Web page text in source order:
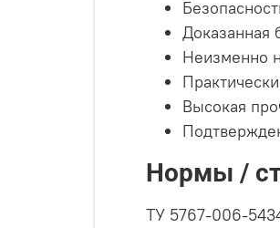
Доказанная
Неизменно
Высокая
Нормы /
ТУ 5767-006-